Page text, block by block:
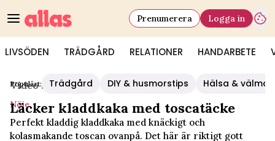
LIVSÖDEN TRÄDGÅRD RELATIONER HANDARBETE
Prenumerera Logga in
Populärt: Trädgård DIY & husmorstips Hälsa &
Video Start/Nöje
Nöje
Läcker kladdkaka med toscatäcke
Perfekt kladdig kladdkaka med knäckigt och
kolasmakande toscan ovanpå. Det här är riktigt gott